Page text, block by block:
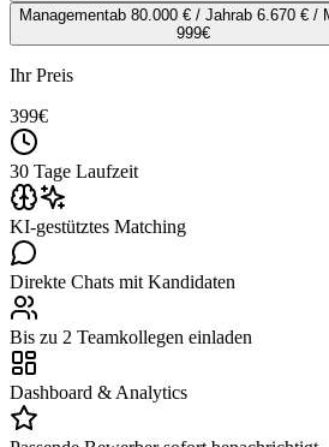
Managementab 80.000 € / Jahrab 6.670 € /
999€
Ihr Preis
399€
30 Tage Laufzeit
KI-gestütztes Matching
Direkte Chats mit Kandidaten
Bis zu 2 Teamkollegen einladen
Dashboard & Analytics